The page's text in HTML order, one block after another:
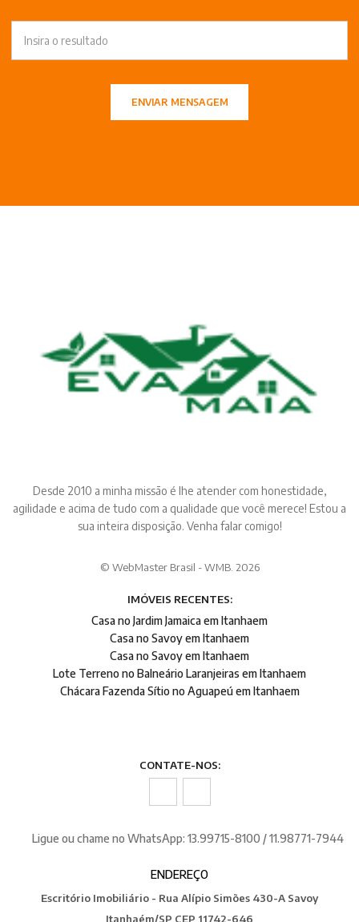
ENVIAR MENSAGEM
Desde 2010 a minha missão é lhe atender com honestidade,
agilidade e acima de tudo com a qualidade que você merece! Estou a
sua inteira disposição. Venha falar comigo!
© WebMaster Brasil - WMB. 2026
IMÓVEIS RECENTES:
Casa no Jardim Jamaica em Itanhaem
Casa no Savoy em Itanhaem
Casa no Savoy em Itanhaem
Lote Terreno no Balneário Laranjeiras em Itanhaem
Chácara Fazenda Sítio no Aguapeú em Itanhaem
CONTATE-NOS:
Ligue ou chame no WhatsApp: 13.99715-8100 / 11.98771-7944
ENDEREÇO
Escritório Imobiliário - Rua Alípio Simões 430-A Savoy
Itanhaém/SP CEP 11742-646